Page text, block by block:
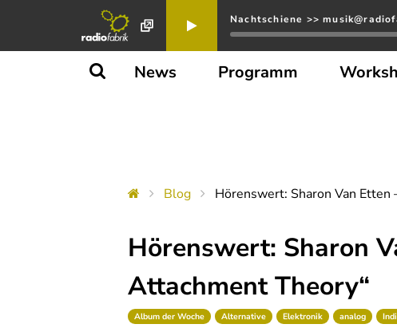
Nachtschiene >>
News Programm
Blog Hörenswert: Sharon Van Etten
Hörenswert: Sharon
Attachment Theory“
Album der Woche Alternative Elektronik analog